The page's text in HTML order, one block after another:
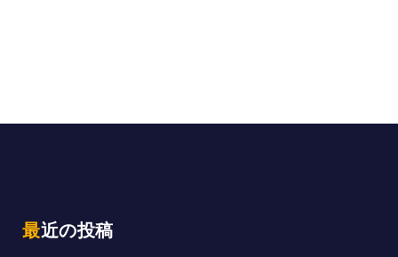
最近の投稿